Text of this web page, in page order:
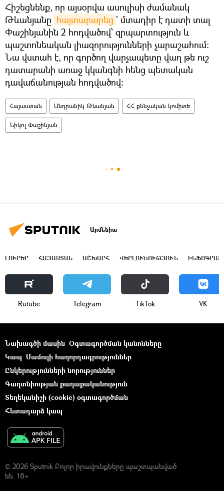
Հիշեցնենք, որ այսօրվա ասուլիսի ժամանակ
Թևանյանը հայտարարեց ` մտադիր է դատի տալ
Փաշինյանին 2 հոդվածով՝ զրպարտություն և
պաշտոնեական լիազորությունների չարաշահում:
Նա վստահ է, որ գործող վարչապետը վաղ թե ուշ
դատարանի առաջ կկանգնի հենց պետական
դավաճանության հոդվածով։
Հայաստան Անդրանիկ Թևանյան ՀՀ քննչական կոմիտե
Նիկոլ Փաշինյան
Արմենիա
ԼՈՒՐԵՐ ՀԱՅԱՍՏԱՆ ԱՇԽԱՐՀ ՎԵՐԼՈՒԾՈՒԹՅՈՒՆ
Rutube Telegram ТikТоk VK
Նախագծի մասին Օգտագործման կանոնները
Կապ Մամուլի հաղորդագրություններ
Ընկերությունների նորություններ
Գաղտնիության քաղաքականություն
Տեղեկանիշի (cookie) օգտագործման
Հետադարձ կապ
© 2026 Sputnik Բոլոր իրավունքները պաշտպանված
են. 18+